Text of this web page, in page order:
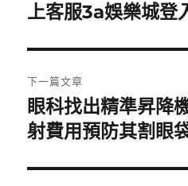
導
覽
一
文
章:
上客服3a娛樂城登
下一篇文章
下
一
文
眼科找出精準昇降
射費用預防其割眼